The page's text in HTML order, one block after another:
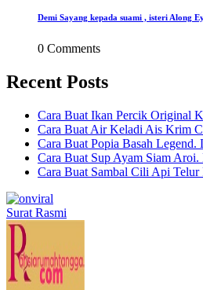
Demi Sayang kepada suami , isteri Along
0 Comments
Recent Posts
Cara Buat Ikan Percik Original
Cara Buat Air Keladi Ais Krim
Cara Buat Popia Basah Legend.
Cara Buat Sup Ayam Siam Aroi.
Cara Buat Sambal Cili Api Telur
Surat Rasmi